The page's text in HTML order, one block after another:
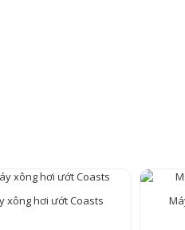
cấp đến từ Phần Lan, sản
dưới đây:
xông hơi ướt Coasts